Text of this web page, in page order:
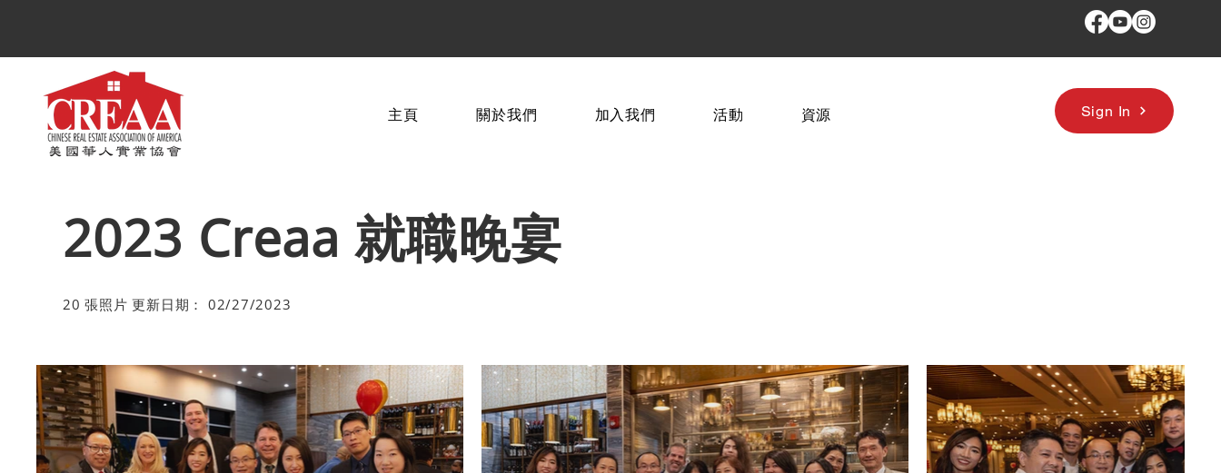
主頁 關於我們 加入我們 活動 資源 Sign In
2023 Creaa 就職晚宴
20 張照片 更新日期： 02/27/2023